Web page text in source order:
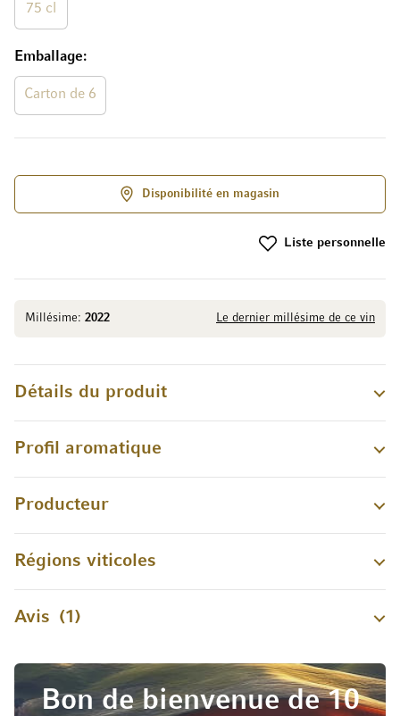
Millésime: 2022 Le dernier millésime de ce vin
75 cl
Emballage
Carton de 6
Disponibilité en magasin
Liste personnelle
Détails du produit
Profil aromatique
Producteur
Régions viticoles
Avis 1
Bon de bienvenue de 10